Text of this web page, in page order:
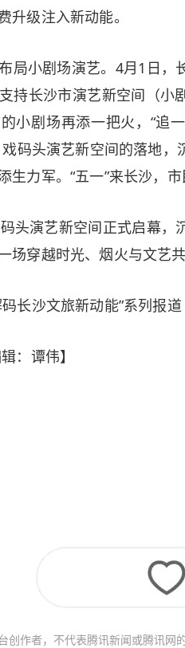
升级注入新动能。
小剧场演艺。4月1日，
持长沙市演艺新空间（小
小剧场再添一把火，“追
码头演艺新空间的落地，
生力军。“五一”来长沙，
演艺新空间正式启幕，
场穿越时光、烟火与文艺
沙文旅新动能”系列报道
：谭伟】
创作者，不代表腾讯新闻或腾讯网